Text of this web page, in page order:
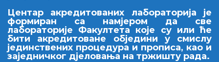
Центар акредитованих лабораторија је
формиран са намјером да све
лабораторије Факултета које су или ће
бити акредитоване обједини у смислу
јединствених процедура и прописа, као и
заједничког дјеловања на тржишту рада.